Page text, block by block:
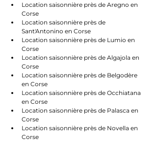
Location saisonnière près de Aregno en
Corse
Location saisonnière près de
Sant'Antonino en Corse
Location saisonnière près de Lumio en
Corse
Location saisonnière près de Algajola en
Corse
Location saisonnière près de Belgodère
en Corse
Location saisonnière près de Occhiatana
en Corse
Location saisonnière près de Palasca en
Corse
Location saisonnière près de Novella en
Corse